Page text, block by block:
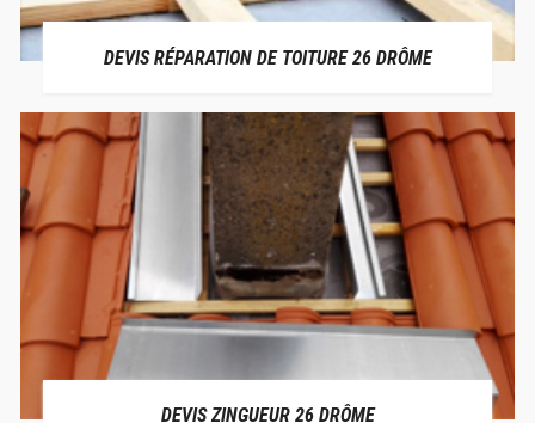
DEVIS RÉPARATION DE TOITURE 26 DRÔME
DEVIS ZINGUEUR 26 DRÔME